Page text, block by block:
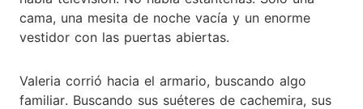
cama, una mesita de noche vacía y un enorme
vestidor con las puertas abiertas.
Valeria corrió hacia el armario, buscando algo
familiar. Buscando sus suéteres de cachemira, sus